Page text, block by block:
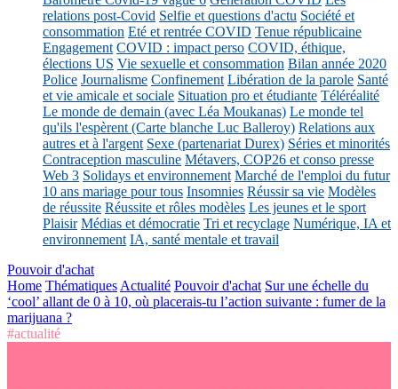
relations post-Covid Selfie et questions d'actu Société et
consommation Eté et rentrée COVID Tenue républicaine
Engagement COVID : impact perso COVID, éthique,
élections US Vie sexuelle et consommation Bilan année 2020
Police Journalisme Confinement Libération de la parole Santé
et vie amicale et sociale Situation pro et étudiante Téléréalité
Le monde de demain (avec Léa Moukanas) Le monde tel
qu'ils l'espèrent (Carte blanche Luc Balleroy) Relations aux
autres et à l'argent Sexe (partenariat Durex) Séries et minorités
Contraception masculine Métavers, COP26 et conso presse
Web 3 Solidays et environnement Marché de l'emploi du futur
10 ans mariage pour tous Insomnies Réussir sa vie Modèles
de réussite Réussite et rôles modèles Les jeunes et le sport
Plaisir Médias et démocratie Tri et recyclage Numérique, IA et
environnement IA, santé mentale et travail
Pouvoir d'achat
Home Thématiques Actualité Pouvoir d'achat Sur une échelle du
‘cool’ allant de 0 à 10, où placerais-tu l’action suivante : fumer de la
marijuana ?
#actualité